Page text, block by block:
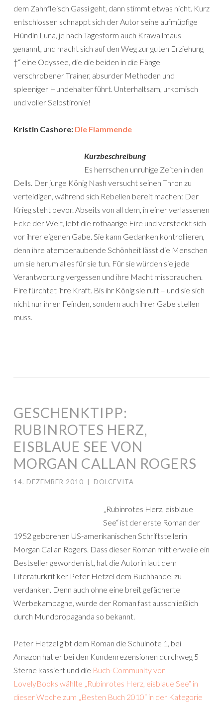
dem Zahnfleisch Gassi geht, dann stimmt etwas nicht. Kurz
entschlossen schnappt sich der Autor seine aufmüpfige
Hündin Luna, je nach Tagesform auch Krawallmaus
genannt, und macht sich auf den Weg zur guten Erziehung
†“ eine Odyssee, die die beiden in die Fänge
verschrobener Trainer, absurder Methoden und
spleeniger Hundehalter führt. Unterhaltsam, urkomisch
und voller Selbstironie!
Kristin Cashore: Die Flammende
Kurzbeschreibung
Es herrschen unruhige Zeiten in den
Dells. Der junge König Nash versucht seinen Thron zu
verteidigen, während sich Rebellen bereit machen: Der
Krieg steht bevor. Abseits von all dem, in einer verlassenen
Ecke der Welt, lebt die rothaarige Fire und versteckt sich
vor ihrer eigenen Gabe. Sie kann Gedanken kontrollieren,
denn ihre atemberaubende Schönheit lässt die Menschen
um sie herum alles für sie tun. Für sie würden sie jede
Verantwortung vergessen und ihre Macht missbrauchen.
Fire fürchtet ihre Kraft. Bis ihr König sie ruft – und sie sich
nicht nur ihren Feinden, sondern auch ihrer Gabe stellen
muss.
GESCHENKTIPP:
RUBINROTES HERZ,
EISBLAUE SEE VON
MORGAN CALLAN ROGERS
14. DEZEMBER 2010 DOLCEVITA
„Rubinrotes Herz, eisblaue
See“ ist der erste Roman der
1952 geborenen US-amerikanischen Schriftstellerin
Morgan Callan Rogers. Dass dieser Roman mittlerweile ein
Bestseller geworden ist, hat die Autorin laut dem
Literaturkritiker Peter Hetzel dem Buchhandel zu
verdanken. Denn auch ohne eine breit gefächerte
Werbekampagne, wurde der Roman fast ausschließlich
durch Mundpropaganda so bekannt.
Peter Hetzel gibt dem Roman die Schulnote 1, bei
Amazon hat er bei den Kundenrezensionen durchweg 5
Sterne kassiert und die Buch-Community von
LovelyBooks wählte „Rubinrotes Herz, eisblaue See“ in
dieser Woche zum „Besten Buch 2010“ in der Kategorie